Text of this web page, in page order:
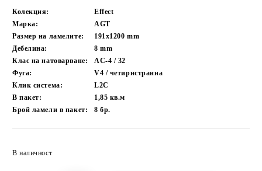
Колекция:
Effect
Марка:
AGT
Размер на ламелите:
191x1200mm
Дебелина:
8mm
Клас на натоварване:
AC-4 / 32
Фуга:
V4 / четиристранна
Клик система:
L2C
В пакет:
1,85 кв.м
Брой ламели в пакет:
8бр.
В наличност